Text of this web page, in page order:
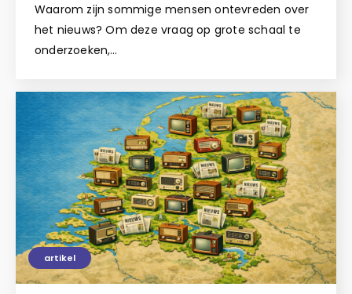
Waarom zijn sommige mensen ontevreden over
het nieuws? Om deze vraag op grote schaal te
onderzoeken,…
artikel